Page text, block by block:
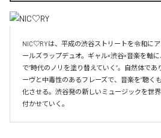
NIC♡RYは、平成の渋谷ストリートを令和にア
ールズラップデュオ。ギャル×渋谷×音楽を軸
で“時代のノリを塗り替えていく”。自然体で
ーヴと中毒性のあるフレーズで、音楽を“聴く
化させる。渋谷発の新しいミュージックを世
付かせていく。